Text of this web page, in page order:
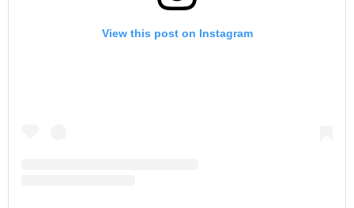
View this post on Instagram